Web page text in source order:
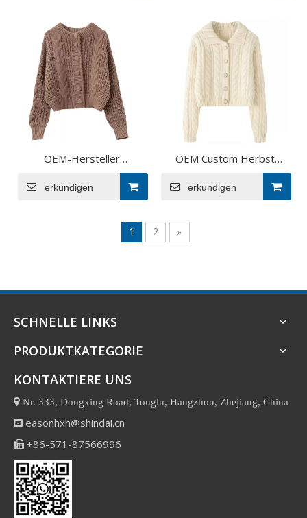
Damen
OEM-Hersteller
benutzerdefinierte
Frühling Herbst Designer
Strickpullover Mantel Tops
erkundigen
OEM Custom Herbst
Winter Damen 100 %
Kaschmir
Kurzstrickpullover Mantel
Strickjacke für Damen
erkundigen
1 2 »
SCHNELLE LINKS
PRODUKTKATEGORIE
KONTAKTIERE UNS
 Nr. 333, Dongxing Road, Tonglu, Hangzhou, Zhejiang, China
 easonhxh@shindai.cn
 +86-571-87566996